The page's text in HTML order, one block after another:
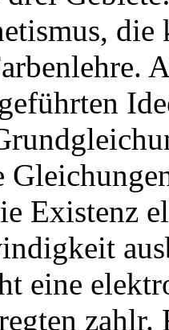
die
Existenz
eine